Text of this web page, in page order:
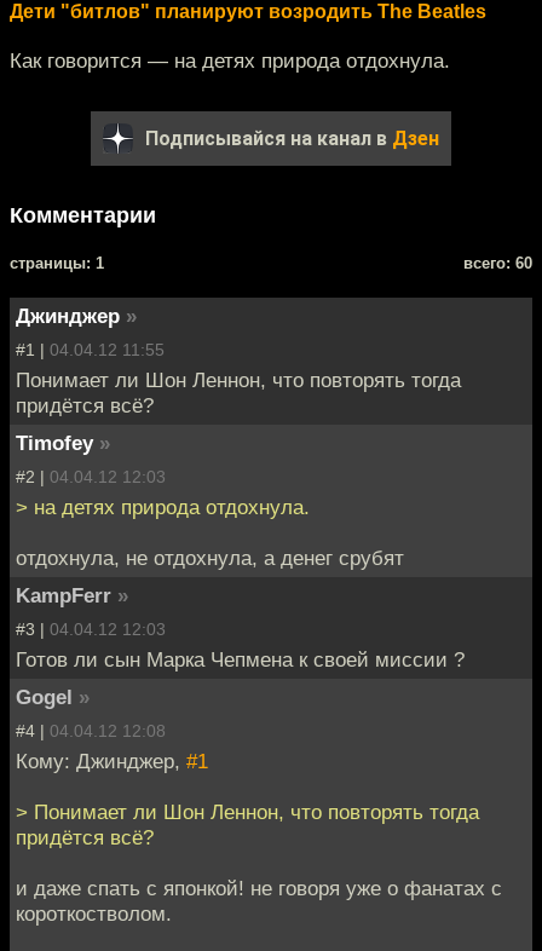
Дети "битлов" планируют возродить The Beatles
Как говорится — на детях природа отдохнула.
Подписывайся на канал в Дзен
Комментарии
cтраницы: 1 всего: 60
Джинджер »
#1 | 04.04.12 11:55
Понимает ли Шон Леннон, что повторять тогда
придётся всё?
Timofey »
#2 | 04.04.12 12:03
> на детях природа отдохнула.
отдохнула, не отдохнула, а денег срубят
KampFerr »
#3 | 04.04.12 12:03
Готов ли сын Марка Чепмена к своей миссии ?
Gogel »
#4 | 04.04.12 12:08
Кому: Джинджер, #1
> Понимает ли Шон Леннон, что повторять тогда
придётся всё?
и даже спать с японкой! не говоря уже о фанатах с
короткостволом.